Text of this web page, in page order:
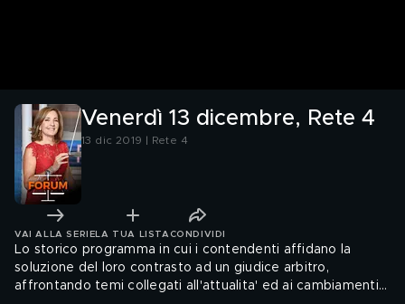
Venerdì 13 dicembre, Rete 4
13 dic 2019 | Rete 4
VAI ALLA SERIE LA TUA LISTA CONDIVIDI
Lo storico programma in cui i contendenti affidano la
soluzione del loro contrasto ad un giudice arbitro,
affrontando temi collegati all'attualita' ed ai cambiamenti